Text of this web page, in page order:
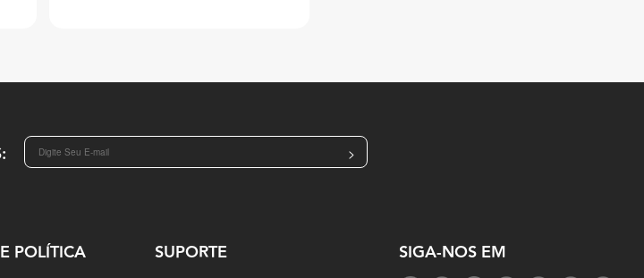
>
POLÍTICA SUPORTE SIGA-NOS EM